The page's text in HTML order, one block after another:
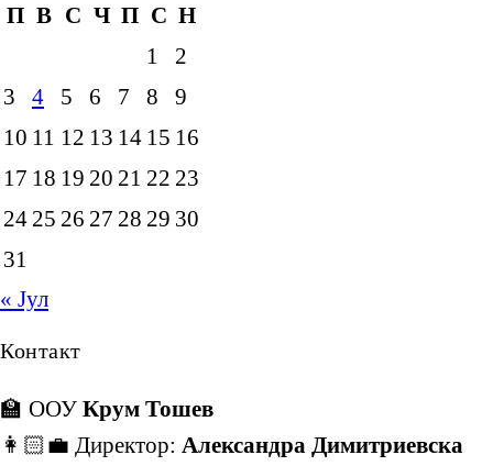
П В С Ч П С Н
1
2
3
4 5 6 7 8
9
10 11 12 13 14 15 16
17 18 19 20 21 22 23
24 25 26 27 28 29 30
31
« Јул
Контакт
🏫 ООУ Крум Тошев
👩🏻‍💼 Директор: Александра Димитриевска